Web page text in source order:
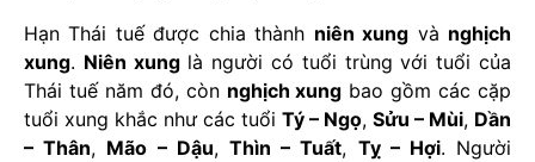
Hạn Thái tuế được chia thành niên xung và nghịch
xung. Niên xunglà người có tuổi trùng với tuổi của
Thái tuế năm đó, còn nghịch xung bao gồm các cặp
tuổi xung khắc như các tuổi Tý – Ngọ, Sửu – Mùi, Dần
– Thân, Mão – Dậu, Thìn – Tuất, Tỵ – Hợi. Người